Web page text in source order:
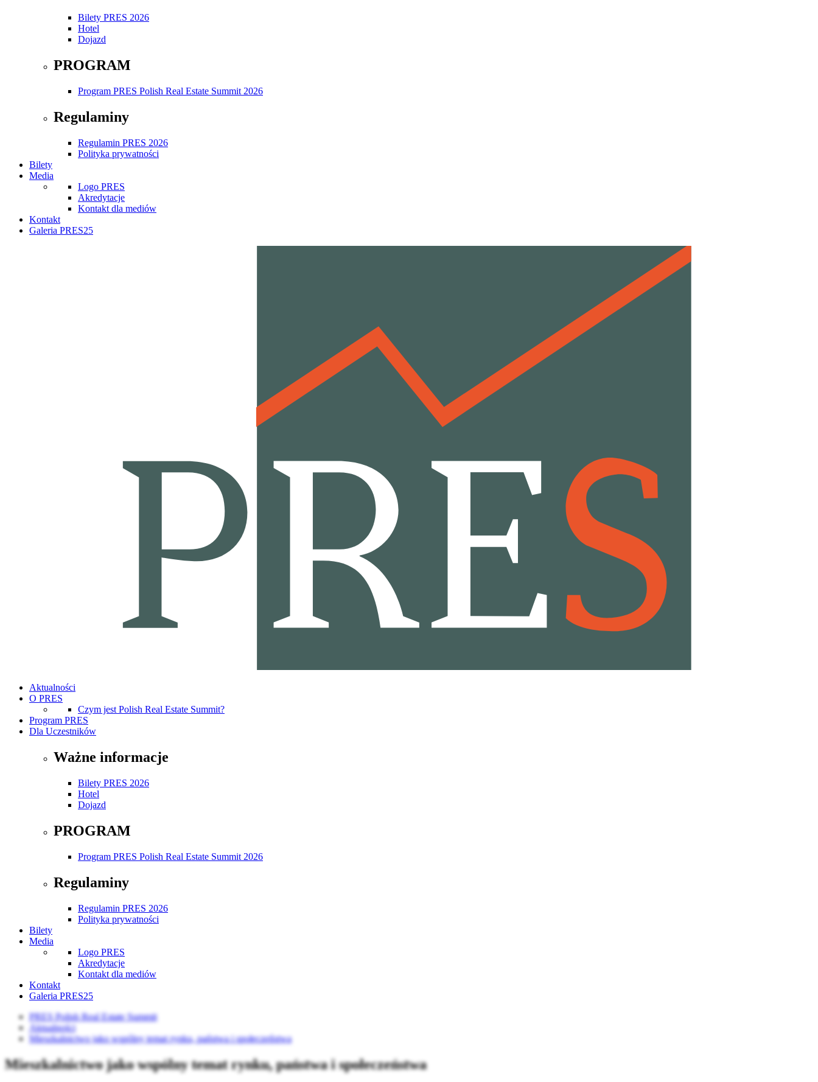
Bilety PRES 2026
Hotel
Dojazd
PROGRAM
Program PRES Polish Real Estate Summit 2026
Regulaminy
Regulamin PRES 2026
Polityka prywatności
Bilety
Media
Logo PRES
Akredytacje
Kontakt dla mediów
Kontakt
Galeria PRES25
Aktualności
O PRES
Czym jest Polish Real Estate Summit?
Program PRES
Dla Uczestników
Ważne informacje
Bilety PRES 2026
Hotel
Dojazd
PROGRAM
Program PRES Polish Real Estate Summit 2026
Regulaminy
Regulamin PRES 2026
Polityka prywatności
Bilety
Media
Logo PRES
Akredytacje
Kontakt dla mediów
Kontakt
Galeria PRES25
PRES Polish Real Estate Summit
Aktualności
Mieszkalnictwo jako wspólny temat rynku, państwa i społeczeństwa
Mieszkalnictwo jako wspólny temat rynku, państwa i społeczeństwa